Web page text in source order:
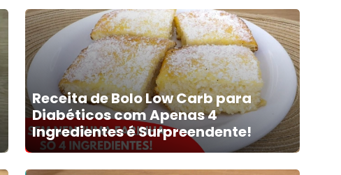
Receita de Bolo Low Carb para
Diabéticos com Apenas 4
Ingredientes é Surpreendente!